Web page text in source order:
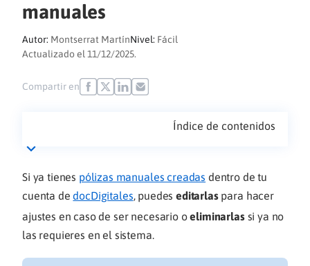
manuales
Autor: Montserrat MartínNivel: Fácil
Actualizado el 11/12/2025.
Compartir en
Índice de contenidos
Si ya tienes pólizas manuales creadas dentro de tu
cuenta dedocDigitales, puedeseditarlaspara hacer
ajustes en caso de ser necesario oeliminarlas si ya no
las requieres en el sistema.